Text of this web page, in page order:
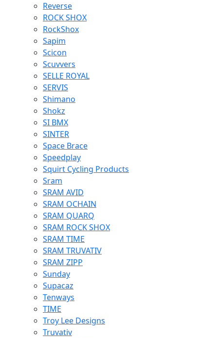
Reverse
ROCK SHOX
RockShox
Sapim
Scicon
Scuvvers
SELLE ROYAL
SERVIS
Shimano
Shokz
SI BMX
SINTER
Space Brace
Speedplay
Squirt Cycling Products
Sram
SRAM AVID
SRAM OCHAIN
SRAM QUARQ
SRAM ROCK SHOX
SRAM TIME
SRAM TRUVATIV
SRAM ZIPP
Sunday
Supacaz
Tenways
TIME
Troy Lee Designs
Truvativ